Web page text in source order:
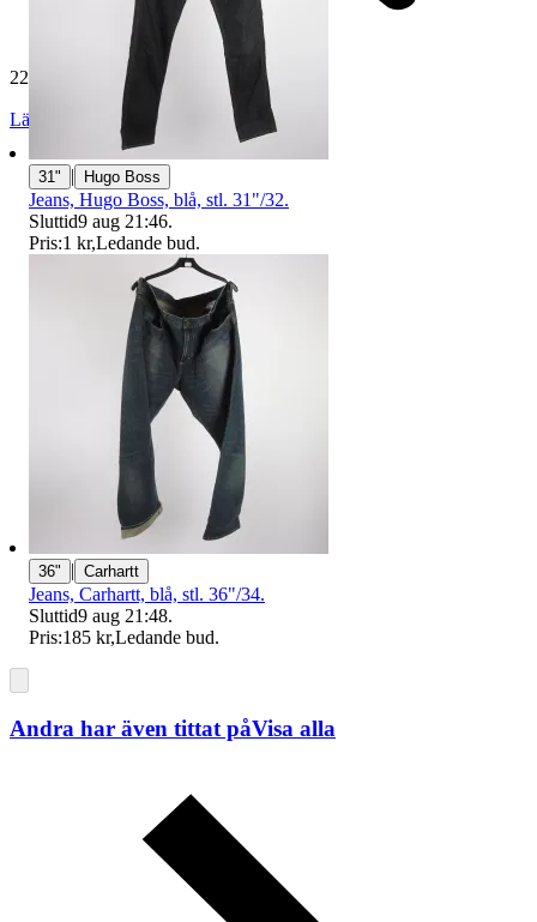
229 495 omdömen
Läs omdömen
31" | Hugo Boss
Jeans, Hugo Boss, blå, stl. 31"/32.
Sluttid9 aug 21:46.
Pris:1 kr,Ledande bud.
36" | Carhartt
Jeans, Carhartt, blå, stl. 36"/34.
Sluttid9 aug 21:48.
Pris:185 kr,Ledande bud.
Andra har även tittat påVisa alla